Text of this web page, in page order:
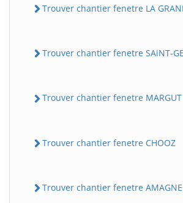
Trouver chantier fenetre LA
Trouver chantier fenetre SAiNT-
Trouver chantier fenetre MARGUT
Trouver chantier fenetre CHOOZ
Trouver chantier fenetre AMAGNE